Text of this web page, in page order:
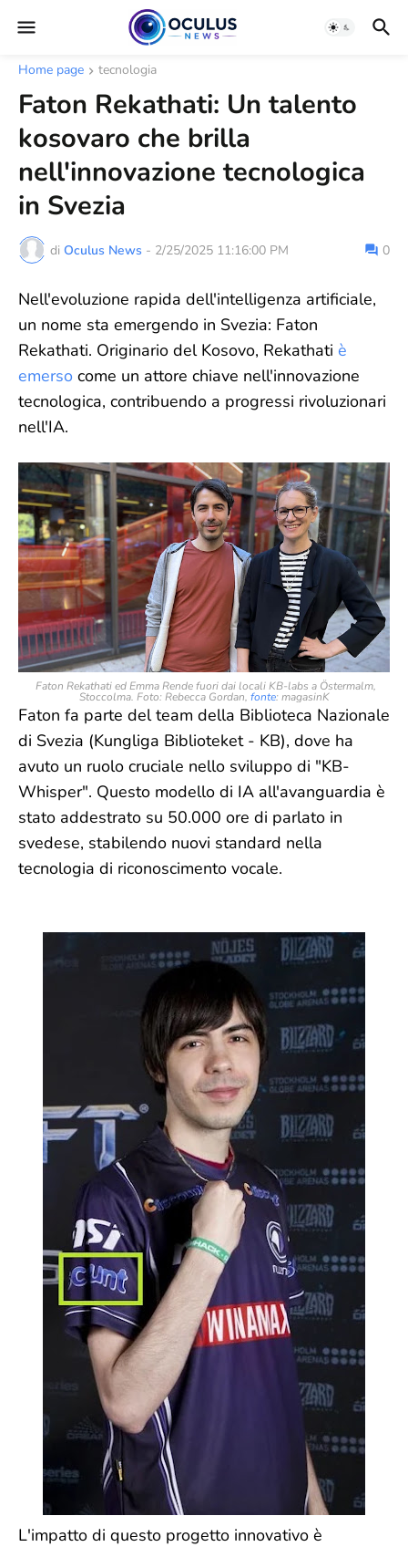
Home page tecnologia
Faton Rekathati: Un talento
kosovaro che brilla
nell'innovazione tecnologica
in Svezia
di Oculus News - 2/25/2025 11:16:00 PM 0
Nell'evoluzione rapida dell'intelligenza artificiale,
un nome sta emergendo in Svezia: Faton
Rekathati. Originario del Kosovo, Rekathati è
emerso come un attore chiave nell'innovazione
tecnologica, contribuendo a progressi rivoluzionari
nell'IA.
Faton Rekathati ed Emma Rende fuori dai locali KB-labs a Östermalm,
Stoccolma. Foto: Rebecca Gordan, fonte: magasinK
Faton fa parte del team della Biblioteca Nazionale
di Svezia (Kungliga Biblioteket - KB), dove ha
avuto un ruolo cruciale nello sviluppo di "KB-
Whisper". Questo modello di IA all'avanguardia è
stato addestrato su 50.000 ore di parlato in
svedese, stabilendo nuovi standard nella
tecnologia di riconoscimento vocale.
L'impatto di questo progetto innovativo è